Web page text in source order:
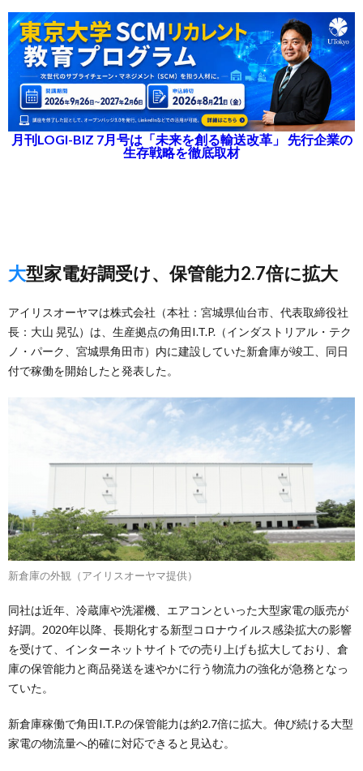
月刊LOGI-BIZ 7月号は「未来を創る輸送改革」 先行企業の
生存戦略を徹底取材
大型家電好調受け、保管能力2.7倍に拡大
アイリスオーヤマは株式会社（本社：宮城県仙台市、代表取締役社
長：大山 晃弘）は、生産拠点の角田I.T.P.（インダストリアル・テク
ノ・パーク、宮城県角田市）内に建設していた新倉庫が竣工、同日
付で稼働を開始したと発表した。
新倉庫の外観（アイリスオーヤマ提供）
同社は近年、冷蔵庫や洗濯機、エアコンといった大型家電の販売が
好調。2020年以降、長期化する新型コロナウイルス感染拡大の影響
を受けて、インターネットサイトでの売り上げも拡大しており、倉
庫の保管能力と商品発送を速やかに行う物流力の強化が急務となっ
ていた。
新倉庫稼働で角田I.T.P.の保管能力は約2.7倍に拡大。伸び続ける大型
家電の物流量へ的確に対応できると見込む。